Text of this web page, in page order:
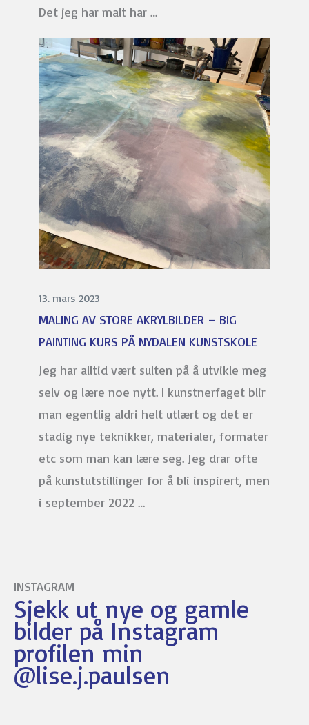
Det jeg har malt har …
13. mars 2023
MALING AV STORE AKRYLBILDER – BIG
PAINTING KURS PÅ NYDALEN KUNSTSKOLE
Jeg har alltid vært sulten på å utvikle meg
selv og lære noe nytt. I kunstnerfaget blir
man egentlig aldri helt utlært og det er
stadig nye teknikker, materialer, formater
etc som man kan lære seg. Jeg drar ofte
på kunstutstillinger for å bli inspirert, men
i september 2022 …
INSTAGRAM
Sjekk ut nye og gamle
bilder på Instagram
profilen min
@lise.j.paulsen